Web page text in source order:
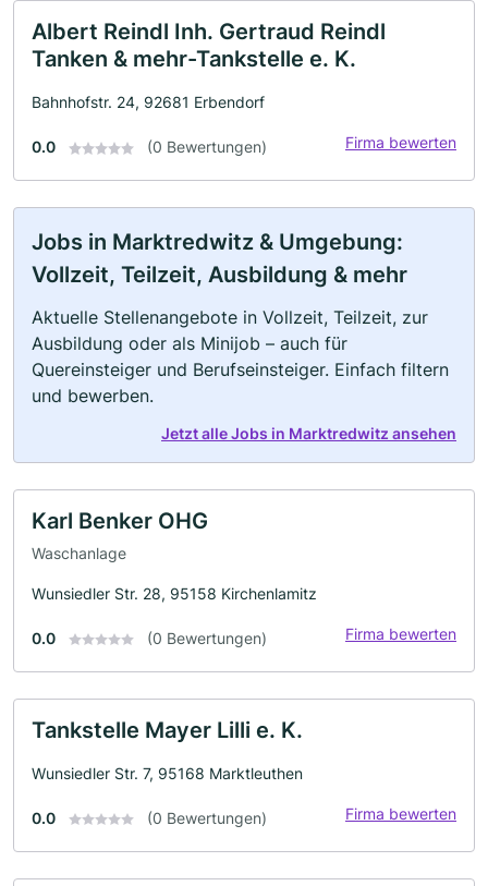
Albert Reindl Inh. Gertraud Reindl
Tanken & mehr-Tankstelle e. K.
Bahnhofstr. 24, 92681 Erbendorf
0.0 (0 Bewertungen) Firma bewerten
Jobs in Marktredwitz & Umgebung:
Vollzeit, Teilzeit, Ausbildung & mehr
Aktuelle Stellenangebote in Vollzeit, Teilzeit, zur
Ausbildung oder als Minijob – auch für
Quereinsteiger und Berufseinsteiger. Einfach filtern
und bewerben.
Jetzt alle Jobs in Marktredwitz ansehen
Karl Benker OHG
Waschanlage
Wunsiedler Str. 28, 95158 Kirchenlamitz
0.0 (0 Bewertungen) Firma bewerten
Tankstelle Mayer Lilli e. K.
Wunsiedler Str. 7, 95168 Marktleuthen
0.0 (0 Bewertungen) Firma bewerten